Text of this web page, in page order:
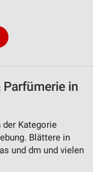
Parfümerie in
der Kategorie
Blättere in
und dm und vielen